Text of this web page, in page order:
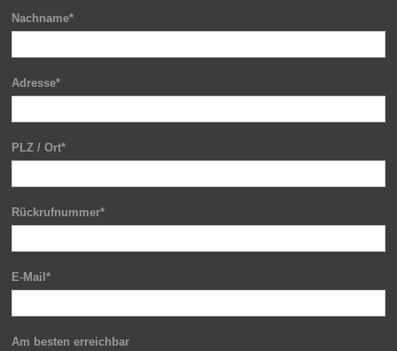
Nachname*
Adresse*
PLZ / Ort*
Rückrufnummer*
E-Mail*
Am besten erreichbar